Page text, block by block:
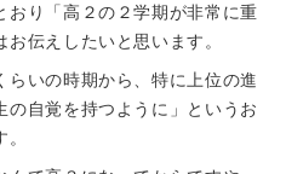
おり「高２の２学期が非常に重
伝えしたいと思います。
いの時期から、特に上位の進
自覚を持つように」というお